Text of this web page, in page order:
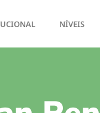
NÍVEIS